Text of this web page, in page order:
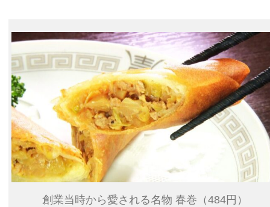
創業当時から愛される名物 春巻（484円）